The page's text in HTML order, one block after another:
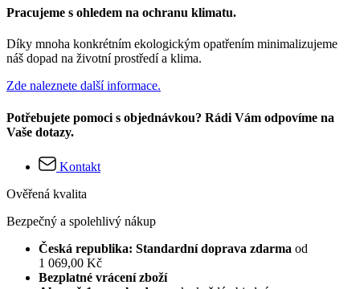
Pracujeme s ohledem na ochranu klimatu.
Díky mnoha konkrétním ekologickým opatřením minimalizujeme
náš dopad na životní prostředí a klima.
Zde naleznete další informace.
Potřebujete pomoci s objednávkou? Rádi Vám odpovíme na
Vaše dotazy.
Kontakt
Ověřená kvalita
Bezpečný a spolehlivý nákup
Česká republika: Standardní doprava zdarma od
1 069,00 Kč
Bezplatné vrácení zboží